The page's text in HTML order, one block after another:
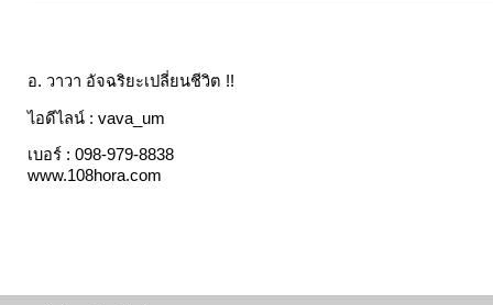
อ. วาวา อัจฉริยะเปลี่ยนชีวิต !!
ไอดีไลน์ : vava_um
เบอร์ : 098-979-8838
www.108hora.com